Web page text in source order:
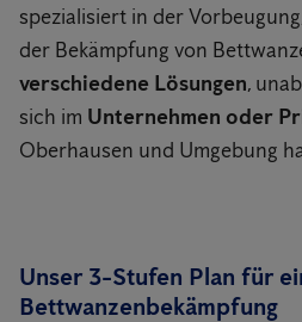
spezialisiert in der
der Bekämpfung von
verschiedene Lösungen,
sich im Unternehmen oder
Oberhausen und Umgebung
Unser 3-Stufen Plan für
Bettwanzenbekämpfung